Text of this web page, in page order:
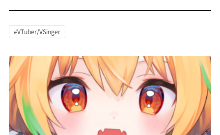
#Vtuberグループ
会社概要
記事リクエスト
ログイン
LINK
#VTuber/VSinger